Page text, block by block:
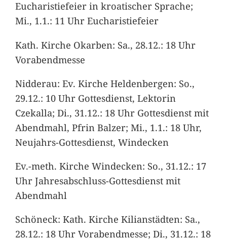
Eucharistiefeier in kroatischer Sprache;
Mi., 1.1.: 11 Uhr Eucharistiefeier
Kath. Kirche Okarben: Sa., 28.12.: 18 Uhr
Vorabendmesse
Nidderau: Ev. Kirche Heldenbergen: So.,
29.12.: 10 Uhr Gottesdienst, Lektorin
Czekalla; Di., 31.12.: 18 Uhr Gottesdienst mit
Abendmahl, Pfrin Balzer; Mi., 1.1.: 18 Uhr,
Neujahrs-Gottesdienst, Windecken
Ev.-meth. Kirche Windecken: So., 31.12.: 17
Uhr Jahresabschluss-Gottesdienst mit
Abendmahl
Schöneck: Kath. Kirche Kilianstädten: Sa.,
28.12.: 18 Uhr Vorabendmesse; Di., 31.12.: 18